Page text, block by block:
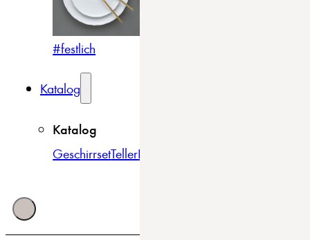
#festlich
Katalog
Katalog
GeschirrsetTellerBowls & Schüsseln